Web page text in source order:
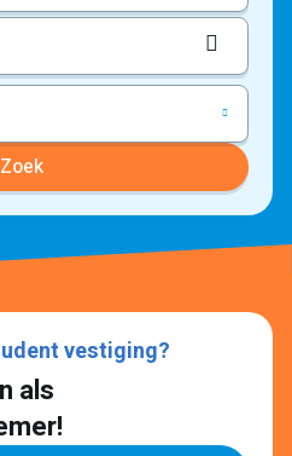
Zoek
vestiging?
als